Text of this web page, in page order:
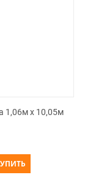
1,06м х 10,05м